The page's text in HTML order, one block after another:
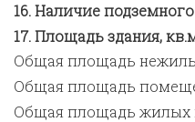
Наличие
Площадь здания,
Общая площадь
Общая площадь
Общая площадь жилых